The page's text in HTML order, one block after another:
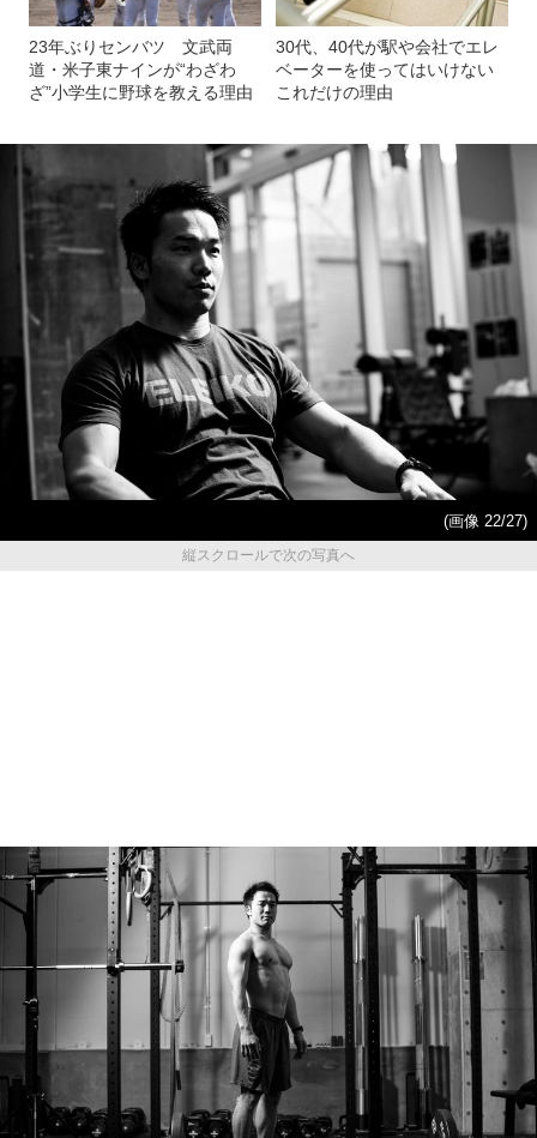
23年ぶりセンバツ 文武両
道・米子東ナインが“わざわ
ざ”小学生に野球を教える理由
30代、40代が駅や会社でエレ
ベーターを使ってはいけない
これだけの理由
(画像 22/27)
縦スクロールで次の写真へ